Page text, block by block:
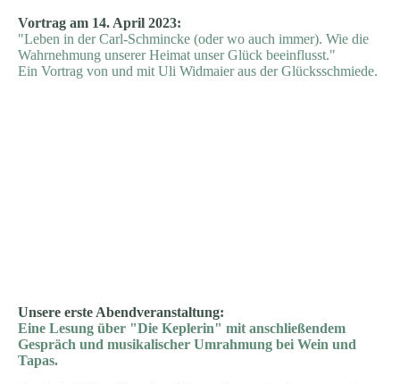
Vortrag am 14. April 2023:
"Leben in der Carl-Schmincke (oder wo auch immer). Wie die
Wahrnehmung unserer Heimat unser Glück beeinflusst."
Ein Vortrag von und mit Uli Widmaier aus der Glücksschmiede.
Unsere erste Abendveranstaltung:
Eine Lesung über "Die Keplerin" mit anschließendem
Gespräch und musikalischer Umrahmung bei Wein und
Tapas.